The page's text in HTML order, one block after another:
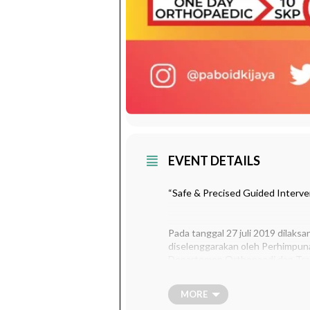
EVENT DETAILS
“Safe & Precised Guided
Pada tanggal 27 juli 2019
diselenggarakan oleh
nyeri pada muskuloskeletal
musculoskeletal dapat
MORE